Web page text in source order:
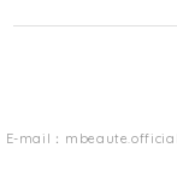
E-mail：